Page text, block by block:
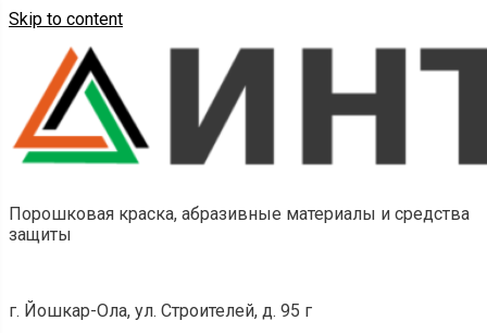
Skip to content
Порошковая краска, абразивные материалы и средства
защиты
г. Йошкар-Ола, ул. Строителей, д. 95 г